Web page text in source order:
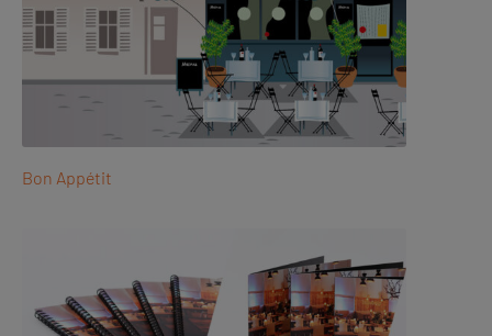
Bon Appétit